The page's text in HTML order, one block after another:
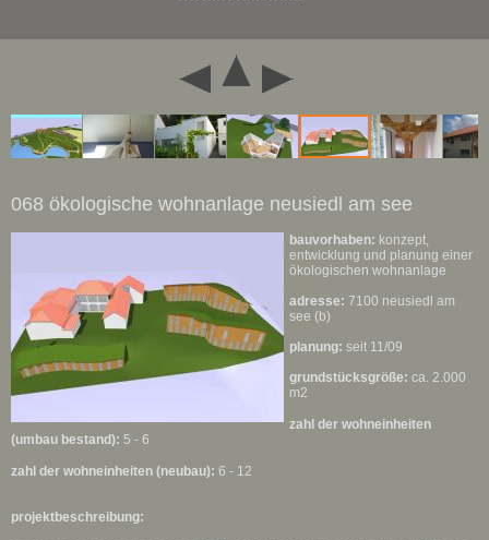
068 ökologische wohnanlage neusiedl am see
bauvorhaben: konzept,
entwicklung und planung einer
ökologischen wohnanlage
adresse: 7100 neusiedl am
see (b)
planung: seit 11/09
grundstücksgröße: ca. 2.000
m2
zahl der wohneinheiten
(umbau bestand): 5 - 6
zahl der wohneinheiten (neubau): 6 - 12
projektbeschreibung: